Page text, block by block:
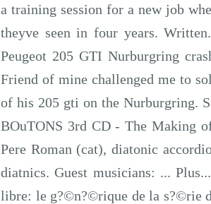
a training session for a new job
theyve seen in four years.
Peugeot 205 GTI Nurburgring
Friend of mine challenged me to
of his 205 gti on the Nurburgring.
BOuTONS 3rd CD - The Making
Pere Roman (cat), diatonic
diatnics. Guest musicians: ...
libre: le g?©n?©rique de la s?©rie